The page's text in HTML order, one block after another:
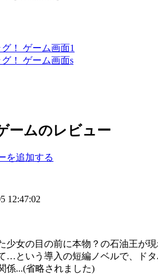
ームのレビュー
を追加する
12:47:02
少女の目の前に本物？の石油王が
…という導入の短編ノベルで、ド
係...(省略されました)